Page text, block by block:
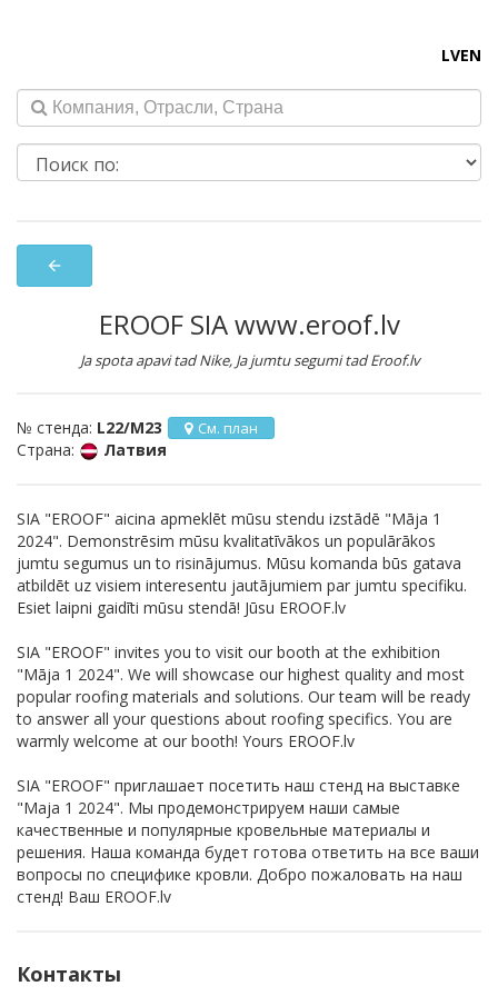
LVEN
arrow_back
EROOF SIA www.eroof.lv
Ja spota apavi tad Nike, Ja jumtu segumi tad Eroof.lv
№ стенда: L22/M23 См. план
Страна: Латвия
SIA "EROOF" aicina apmeklēt mūsu stendu izstādē "Māja 1
2024". Demonstrēsim mūsu kvalitatīvākos un populārākos
jumtu segumus un to risinājumus. Mūsu komanda būs gatava
atbildēt uz visiem interesentu jautājumiem par jumtu specifiku.
Esiet laipni gaidīti mūsu stendā! Jūsu EROOF.lv
SIA "EROOF" invites you to visit our booth at the exhibition
"Māja 1 2024". We will showcase our highest quality and most
popular roofing materials and solutions. Our team will be ready
to answer all your questions about roofing specifics. You are
warmly welcome at our booth! Yours EROOF.lv
SIA "EROOF" приглашает посетить наш стенд на выставке
"Maja 1 2024". Мы продемонстрируем наши самые
качественные и популярные кровельные материалы и
решения. Наша команда будет готова ответить на все ваши
вопросы по специфике кровли. Добро пожаловать на наш
стенд! Ваш EROOF.lv
Контакты